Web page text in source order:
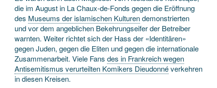
die im August in La Chaux-de-Fonds gegen die Eröffnung
des Museums der islamischen Kulturendemonstrierten
und vor dem angeblichen Bekehrungseifer der Betreiber
warnten. Weiter richtet sich der Hass der «Identitären»
gegen Juden, gegen die Eliten und gegen die internationale
Zusammenarbeit. Viele Fans des in Frankreich wegen
Antisemitismus verurteilten Komikers Dieudonnéverkehren
in diesen Kreisen.